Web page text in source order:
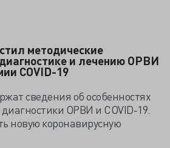
методические
и лечению ОРВИ
COVID-19
сведения об особенностях
ОРВИ и COVID-19.
новую коронавирусную